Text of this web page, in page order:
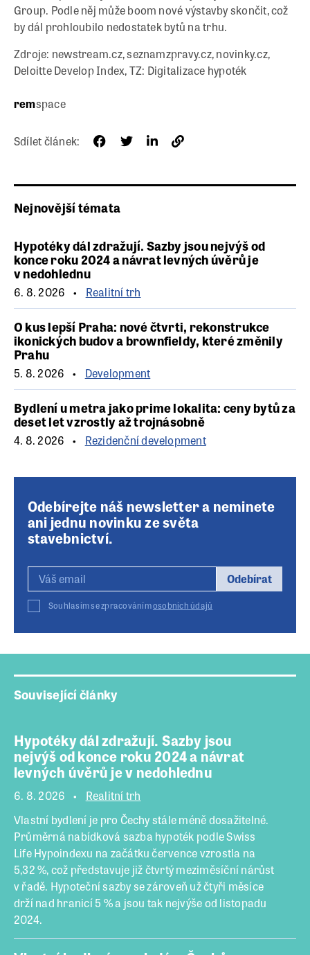
Group. Podle něj může boom nové výstavby skončit, což
by dál prohloubilo nedostatek bytů na trhu.
Zdroje: newstream.cz, seznamzpravy.cz, novinky.cz,
Deloitte Develop Index, TZ: Digitalizace hypoték
remspace
Sdílet článek:
Nejnovější témata
Hypotéky dál zdražují. Sazby jsou nejvýš od
konce roku 2024 a návrat levných úvěrů je
v nedohlednu
6. 8. 2026 Realitní trh
O kus lepší Praha: nové čtvrti, rekonstrukce
ikonických budov a brownfieldy, které změnily
Prahu
5. 8. 2026 Development
Bydlení u metra jako prime lokalita: ceny bytů za
deset let vzrostly až trojnásobně
4. 8. 2026 Rezidenční development
Odebírejte náš newsletter a neminete
ani jednu novinku ze světa
stavebnictví.
Odebírat
Souhlasím se zpracovánímosobních údajů
Související články
Hypotéky dál zdražují. Sazby jsou
nejvýš od konce roku 2024 a návrat
levných úvěrů je v nedohlednu
6. 8. 2026
Realitní trh
Vlastní bydlení je pro Čechy stále méně dosažitelné.
Průměrná nabídková sazba hypoték podle Swiss
Life Hypoindexu na začátku července vzrostla na
5,32 %, což představuje již čtvrtý meziměsíční nárůst
v řadě. Hypoteční sazby se zároveň už čtyři měsíce
drží nad hranicí 5 % a jsou tak nejvýše od listopadu
2024.